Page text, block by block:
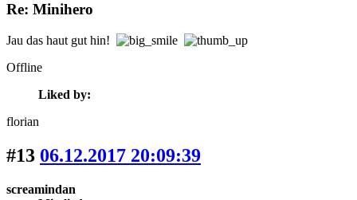
Re: Minihero
Jau das haut gut hin!
Offline
Liked by:
florian
#13 06.12.2017 20:09:39
screamindan